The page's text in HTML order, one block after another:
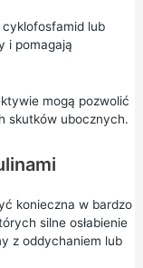
lub
i pomagają
mogą pozwolić
skutków ubocznych.
konieczna w bardzo
silne osłabienie
z oddychaniem lub